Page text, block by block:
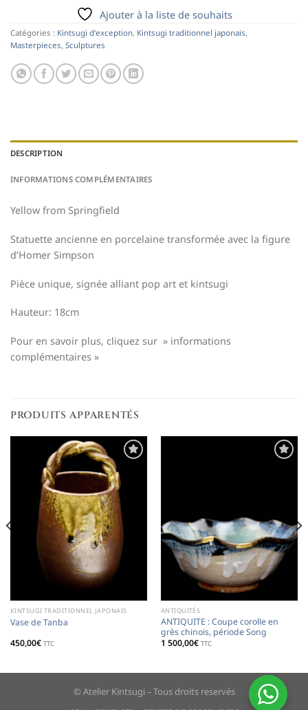
Ajouter à la liste de souhaits
Catégories : Kintsugi d'exception, Kintsugi traditionnel japonais,
Masterpieces, Sculptures
DESCRIPTION
INFORMATIONS COMPLÉMENTAIRES
Yellow from Springfield
Statuette ancienne en porcelaine transformée avec la figure
d’Homer Simpson
Pièce unique, signée alliant pop art et kintsugi
Hauteur: 18cm
Pour en savoir plus, cliquez sur » informations
complémentaires »
PRODUITS APPARENTÉS
Ajouter
à la
liste de
souhaits
KINTSUGI TRADITIONNEL JAPONAIS
Vase de Tanba
450,00€ TTC
ANTIQUITÉS
ANTIQUITE : Coupe corolle en
grès chinois, période Song
1 500,00€ TTC
© Atelier Kintsugi – Tous droits reservés